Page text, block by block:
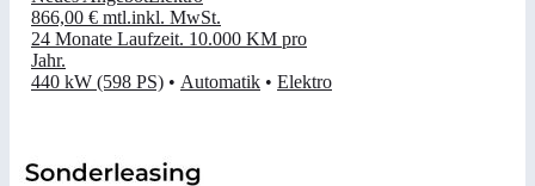
866,00 € mtl.inkl. MwSt.
24 Monate Laufzeit. 10.000 KM pro
Jahr.
440 kW (598 PS) • Automatik • Elektro